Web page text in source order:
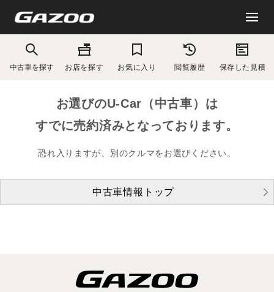
中古車を探す お店を探す お気に入り 閲覧履歴 保存した見積
お選びのU-Car（中古車）は
すでに売約済みとなっております。
恐れ入りますが、別のクルマをお選びください。
中古車情報トップ